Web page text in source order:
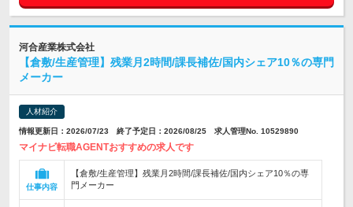
河合産業株式会社
【倉敷/生産管理】残業月2時間/課長補佐/国内シェア10％の専門
メーカー
人材紹介
情報更新日：2026/07/23 終了予定日：2026/08/25 求人管理No. 10529890
マイナビ転職AGENTおすすめの求人です
仕事内容
【倉敷/生産管理】残業月2時間/課長補佐/国内シェア10％の専
門メーカー